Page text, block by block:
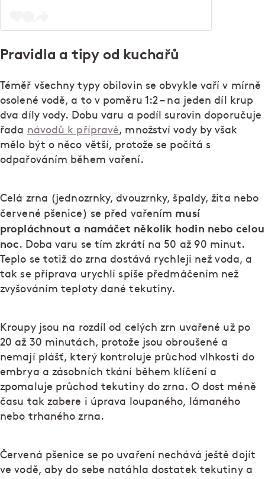
Pravidla a tipy od kuchařů
Téměř všechny typy obilovin se obvykle vaří v mírně
osolené vodě, a to v poměru 1:2 – na jeden díl krup
dva díly vody. Dobu varu a podíl surovin doporučuje
řada návodů k přípravě, množství vody by však
mělo být o něco větší, protože se počítá s
odpařováním během vaření.
Celá zrna (jednozrnky, dvouzrnky, špaldy, žita nebo
červené pšenice) se před vařením musí
propláchnout a namáčet několik hodin nebo celou
noc. Doba varu se tím zkrátí na 50 až 90 minut.
Teplo se totiž do zrna dostává rychleji než voda, a
tak se příprava urychlí spíše předmáčením než
zvyšováním teploty dané tekutiny.
Kroupy jsou na rozdíl od celých zrn uvařené už po
20 až 30 minutách, protože jsou obroušené a
nemají plášť, který kontroluje průchod vlhkosti do
embrya a zásobních tkání během klíčení a
zpomaluje průchod tekutiny do zrna. O dost méně
času tak zabere i úprava loupaného, lámaného
nebo trhaného zrna.
Červená pšenice se po uvaření nechává ještě dojít
ve vodě, aby do sebe natáhla dostatek tekutiny a